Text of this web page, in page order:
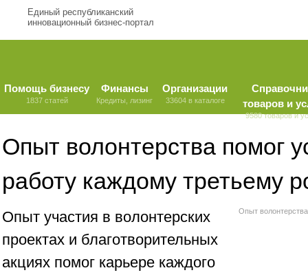
Единый республиканский
инновационный бизнес-портал
Помощь бизнесу
1837 статей
Финансы
Кредиты, лизинг
Организации
33604 в каталоге
товаров и
9580 товаров и
Опыт волонтерства помог
работу каждому третьему
Опыт
Опыт участия в волонтерских
проектах и благотворительных
акциях помог карьере каждого